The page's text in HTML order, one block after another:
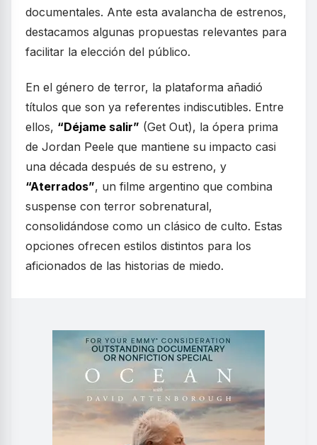
documentales. Ante esta avalancha de estrenos,
destacamos algunas propuestas relevantes para
facilitar la elección del público.
En el género de terror, la plataforma añadió
títulos que son ya referentes indiscutibles. Entre
ellos, “Déjame salir” (Get Out), la ópera prima
de Jordan Peele que mantiene su impacto casi
una década después de su estreno, y
“Aterrados”, un filme argentino que combina
suspense con terror sobrenatural,
consolidándose como un clásico de culto. Estas
opciones ofrecen estilos distintos para los
aficionados de las historias de miedo.